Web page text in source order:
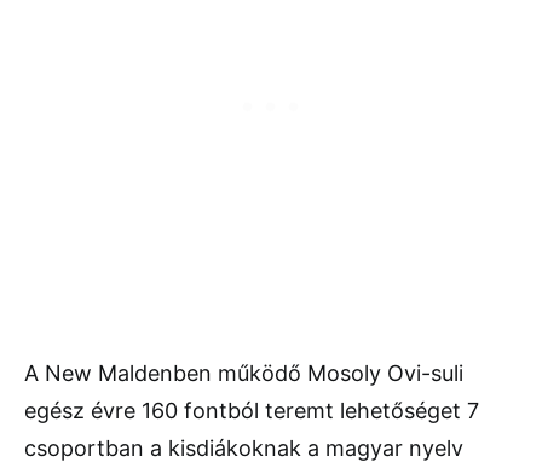
A New Maldenben működő Mosoly Ovi-suli
egész évre 160 fontból teremt lehetőséget 7
csoportban a kisdiákoknak a magyar nyelv